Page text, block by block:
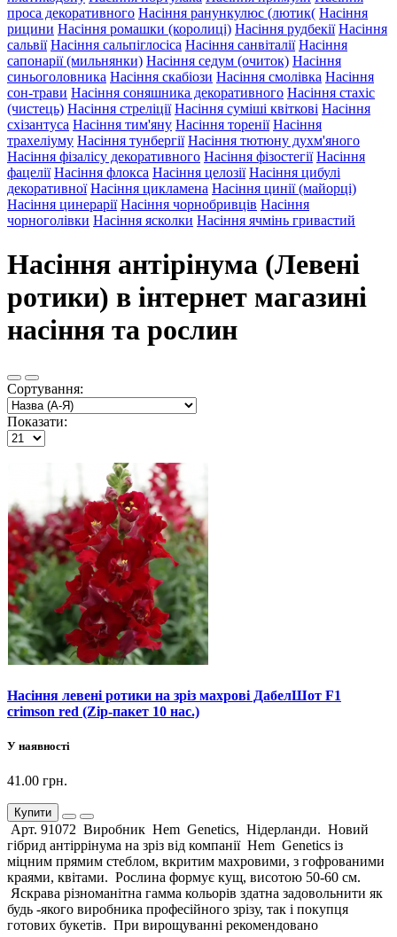
проса декоративного Насіння ранункулюс (лютик( Насіння
рицини Насіння ромашки (королиці) Насіння рудбекії Насіння
сальвії Насіння сальпіглосіса Насіння санвіталії Насіння
сапонарії (мильнянки) Насіння седум (очиток) Насіння
синьоголовника Насіння скабіози Насіння смолівка Насіння
сон-трави Насіння соняшника декоративного Насіння стахіс
(чистець) Насіння стреліції Насіння суміші квіткові Насіння
схізантуса Насіння тим'яну Насіння торенії Насіння
трахеліуму Насіння тунбергії Насіння тютюну духм'яного
Насіння фізалісу декоративного Насіння фізостегії Насіння
фацелії Насіння флокса Насіння целозії Насіння цибулі
декоративної Насіння цикламена Насіння цинії (майорці)
Насіння цинерарії Насіння чорнобривців Насіння
чорноголівки Насіння ясколки Насіння ячмінь гривастий
Насіння антірінума (Левені
ротики) в інтернет магазині
насіння та рослин
Сортування:
Показати:
Насіння левені ротики на зріз махрові ДабелШот F1
crimson red (Zip-пакет 10 нас.)
У наявності
41.00 грн.
Купити
Арт. 91072 Виробник Hem Genetics, Нідерланди. Новий
гібрид антіррінума на зріз від компанії Hem Genetics із
міцним прямим стеблом, вкритим махровими, з гофрованими
краями, квітами. Рослина формує кущ, висотою 50-60 см.
Яскрава різноманітна гамма кольорів здатна задовольнити як
будь -якого виробника професійного зрізу, так і покупця
готових букетів. При вирощуванні рекомендовано